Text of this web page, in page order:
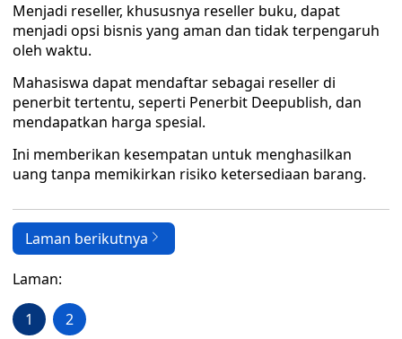
Menjadi reseller, khususnya reseller buku, dapat
menjadi opsi bisnis yang aman dan tidak terpengaruh
oleh waktu.
Mahasiswa dapat mendaftar sebagai reseller di
penerbit tertentu, seperti Penerbit Deepublish, dan
mendapatkan harga spesial.
Ini memberikan kesempatan untuk menghasilkan
uang tanpa memikirkan risiko ketersediaan barang.
Laman berikutnya
Laman:
1 2